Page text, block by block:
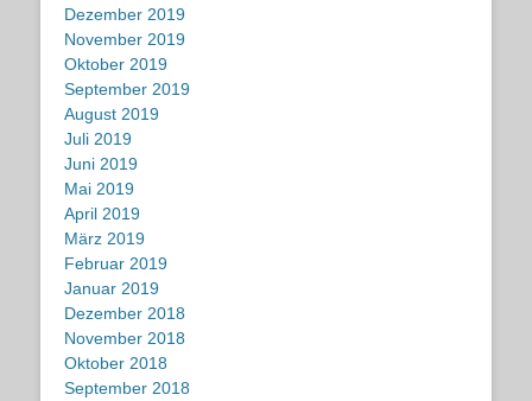
Dezember 2019
November 2019
Oktober 2019
September 2019
August 2019
Juli 2019
Juni 2019
Mai 2019
April 2019
März 2019
Februar 2019
Januar 2019
Dezember 2018
November 2018
Oktober 2018
September 2018